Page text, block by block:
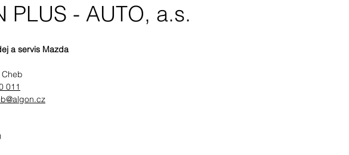
PLUS - AUTO, a.s.
a servis Mazda
011